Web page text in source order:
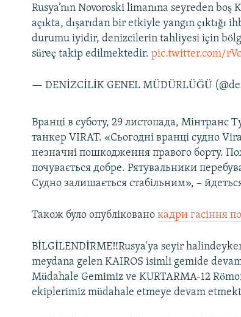
Rusya’nın Novoroski limanına seyreden boş
açıkta, dışarıdan bir etkiyle yangın çıktığı
durumu iyidir, denizcilerin tahliyesi için
süreç takip edilmektedir.pic.twitter.com/
— DENİZCİLİK GENEL MÜDÜRLÜĞÜ
Вранці в суботу, 29 листопада, Мінтранс
танкер VIRAT. «Сьогодні вранці судно
незначні пошкодження правого борту.
почувається добре. Рятувальники
Судно залишається стабільним», –
Також було опублікованокадри гасіння
BİLGİLENDİRME‼️Rusya'ya seyir
meydana gelen KAIROS isimli gemide
Müdahale Gemimiz ve KURTARMA-12
ekiplerimiz müdahale etmeye devam